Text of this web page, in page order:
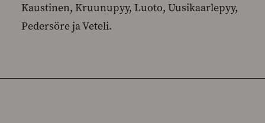
Kaustinen, Kruunupyy, Luoto, Uusikaarlepyy,
Pedersöre ja Veteli.